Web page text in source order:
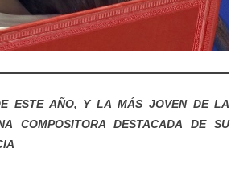
ESTE AÑO, Y LA MÁS JOVEN DE LA
COMPOSITORA DESTACADA DE SU